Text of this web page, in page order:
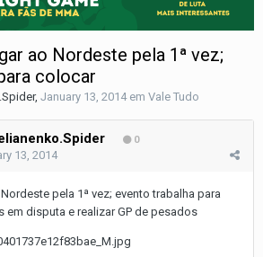
ao Nordeste pela 1ª vez;
colocar
, January 13, 2014em Vale Tudo
0
13, 2014
pela 1ª vez; evento trabalha para
disputa e realizar GP de pesados